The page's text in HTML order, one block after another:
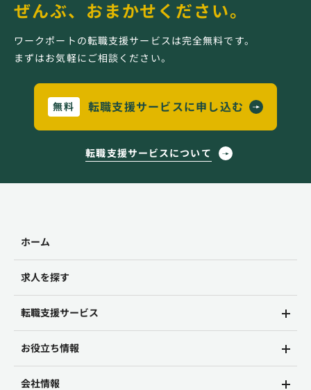
ぜんぶ、おまかせください。
ワークポートの転職支援サービスは完全無料です。
まずはお気軽にご相談ください。
無料 転職支援サービスに申し込む
転職支援サービスについて
ホーム
求人を探す
転職支援サービス
お役立ち情報
会社情報